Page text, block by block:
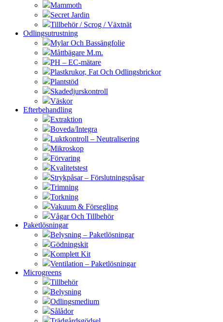
Mammoth
Secret Jardin
Tillbehör / Scrog / Växtnät
Odlingsutrustning
Mylar Och Bassängfolie
Måttbägare M.m.
PH – EC-mätare
Plastkrukor, Fat Och Odlingsbrickor
Plantstöd
Skadedjurskontroll
Väskor
Efterbehandling
Extraktion
Boveda/Integra
Luktkontroll – Neutralisering
Mikroskop
Förvaring
Kvalitetstest
Strykpåsar – Förslutningspåsar
Trimning
Torkning
Vakuum & Försegling
Vågar Och Tillbehör
Paketlösningar
Belysning – Paketlösningar
Gödningskit
Komplett Kit
Ventilation – Paketlösningar
Microgreens
Tillbehör
Belysning
Odlingsmedium
Sålådor